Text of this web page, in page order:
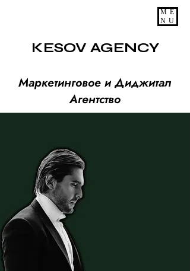
ME
NU
KESOV AGENCY
Маркетинговое и Диджитал
Агентство